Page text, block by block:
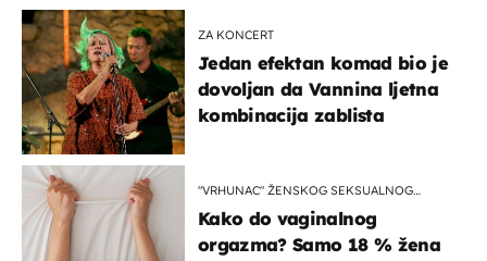
ZA KONCERT
Jedan efektan komad bio je
dovoljan da Vannina ljetna
kombinacija zablista
"VRHUNAC" ŽENSKOG SEKSUALNOG
Kako do vaginalnog
orgazma? Samo 18 % žena